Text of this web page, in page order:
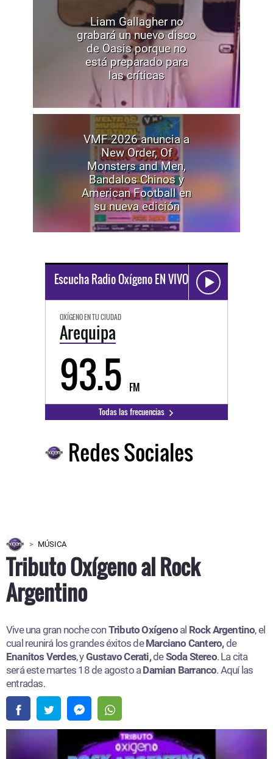
Liam Gallagher no
grabará un nuevo disco
de Oasis porque no
está preparado para
las críticas
VMF 2026 anuncia a
New Order, Of
Monsters and Men,
Bandalos Chinos y
American Football en
su nueva edición
Escucha Radio Oxígeno EN VIVO
OXÍGENO EN TU CIUDAD
Arequipa
93.5 FM
Todas las frecuencias
Redes Sociales
MÚSICA
Tributo Oxígeno al Rock
Argentino
Vive una gran noche conTributo Oxígenoal Rock Argentino, el
cual reunirá los grandes éxitos deMarciano Cantero,de
Enanitos Verdes, yGustavo Cerati,deSoda Stereo. La cita
será este martes 18 de agosto aDamian Barranco. Aquí las
entradas.​